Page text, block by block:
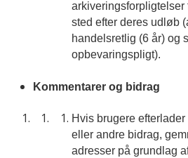
arkiveringsforpligtelser
sted efter deres udløb
handelsretlig (6 år) og
opbevaringspligt).
Kommentarer og bidrag
Hvis brugere
eller andre bidrag,
adresser på grundlag